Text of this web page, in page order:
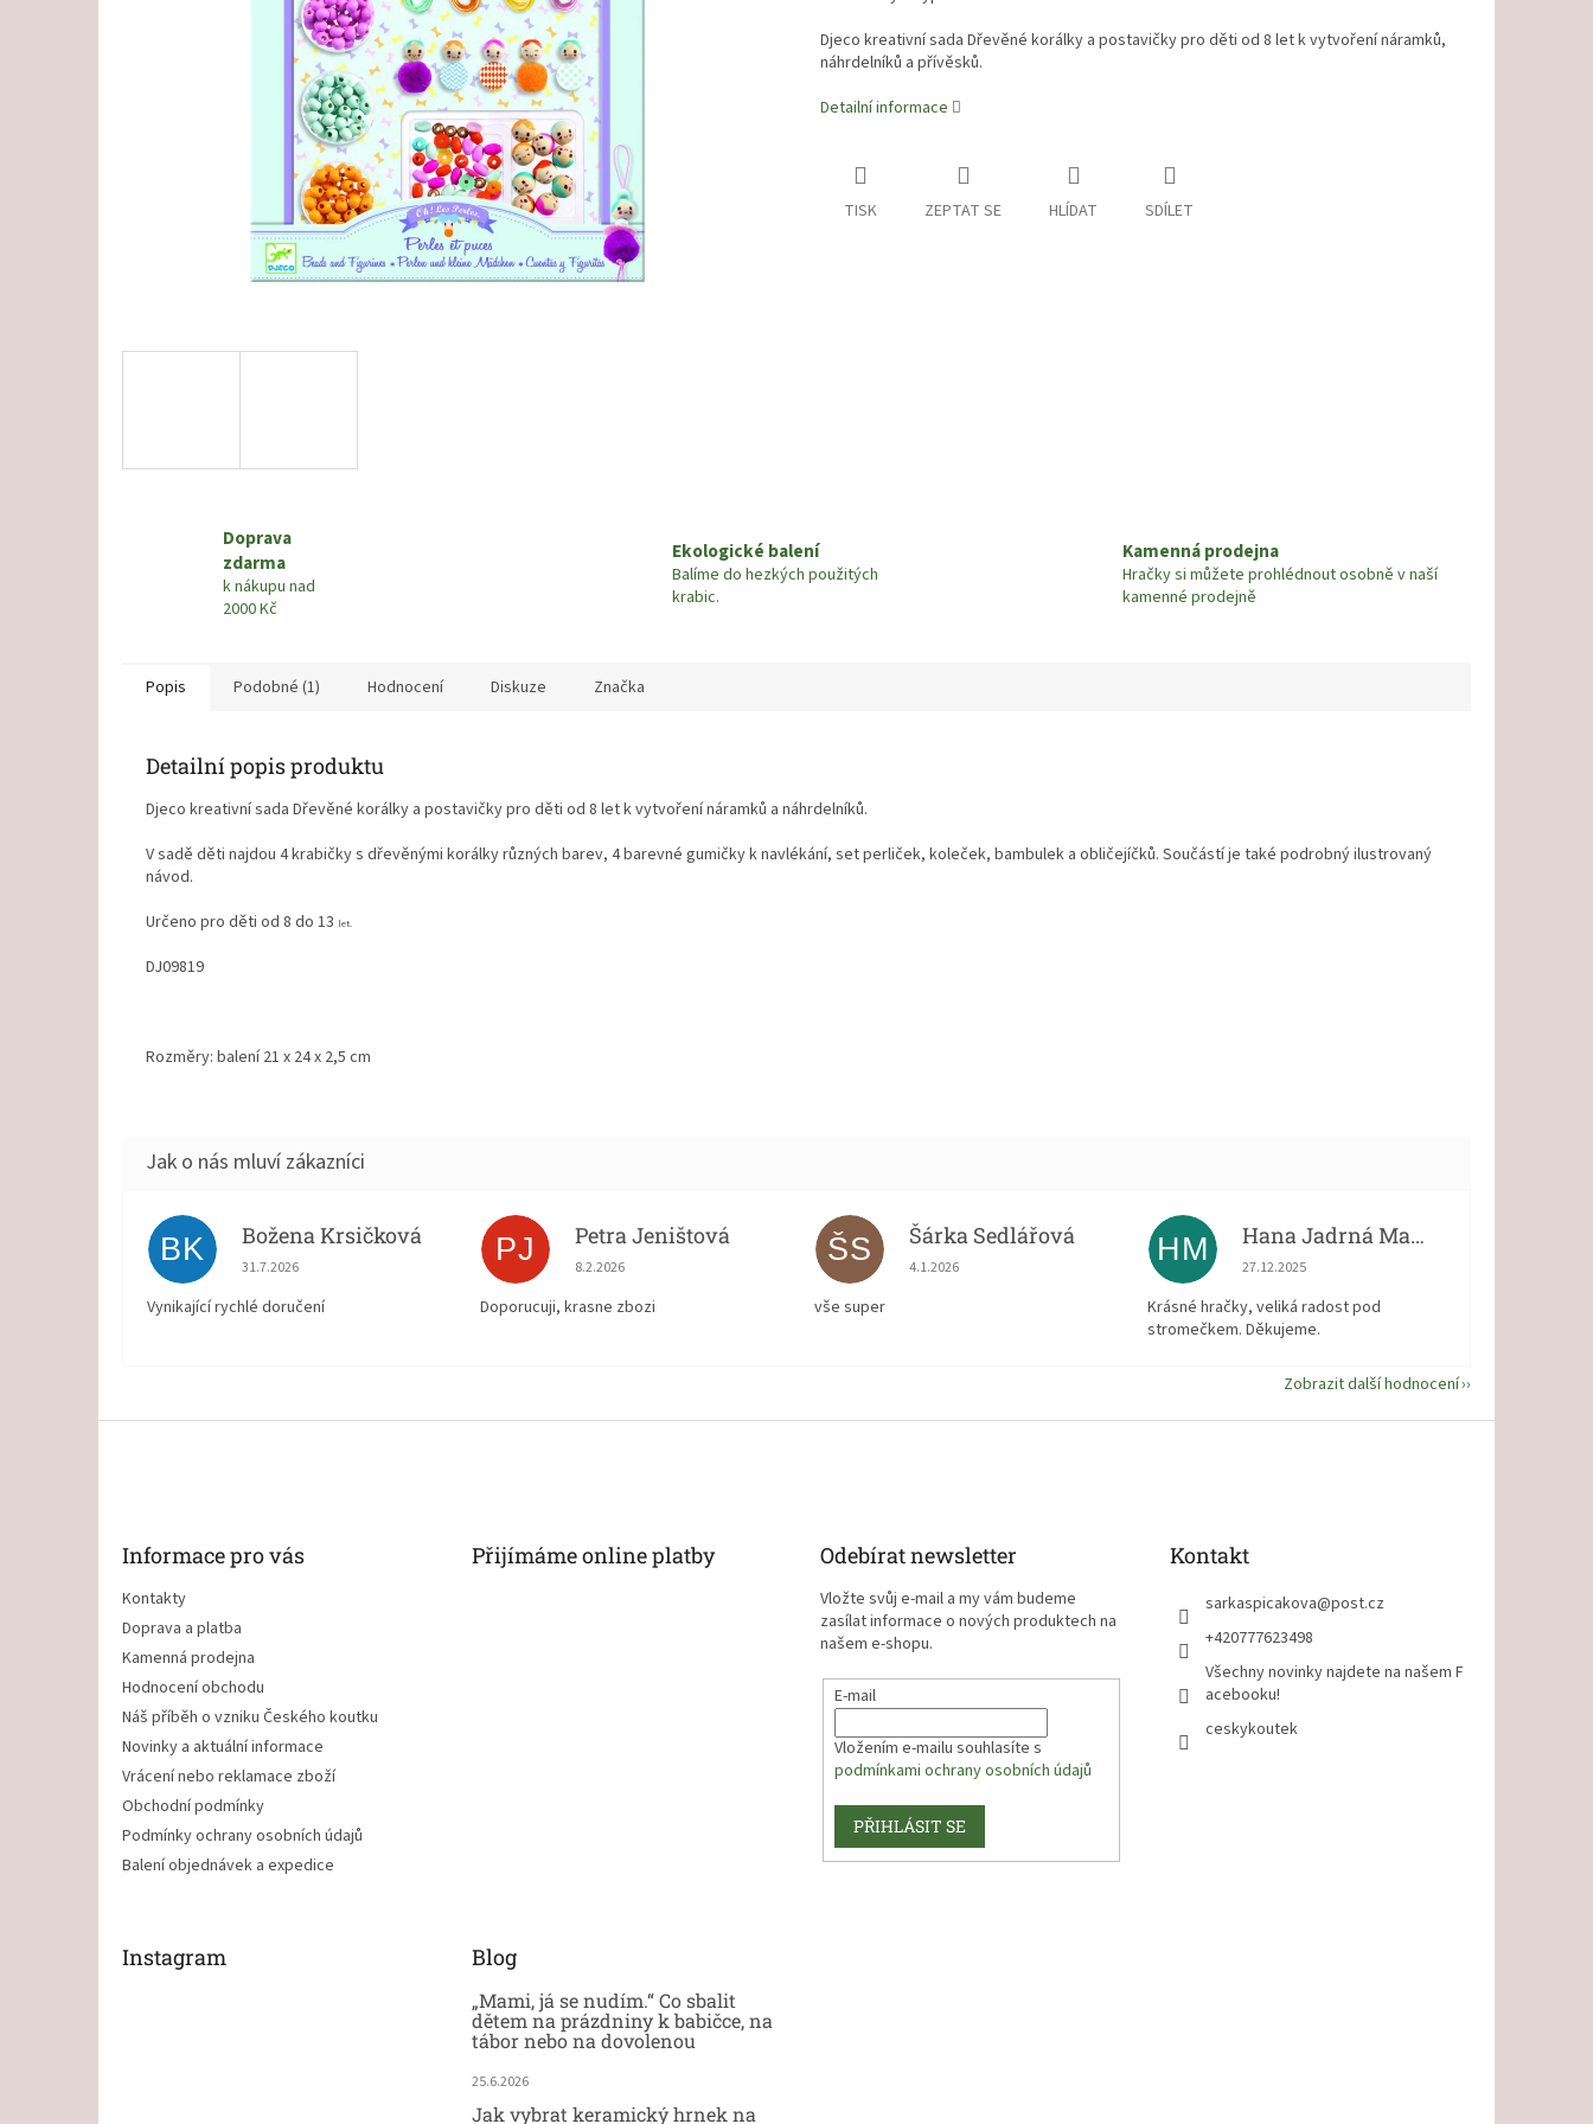
Djeco kreativní sada Dřevěné korálky a postavičky pro děti od 8 let k vytvoření náramků,
náhrdelníků a přívěsků.
Detailní informace
TISK ZEPTAT SE HLÍDAT SDÍLET
Doprava
zdarma
k nákupu nad
2000 Kč
Ekologické balení
Balíme do hezkých použitých
krabic.
Kamenná prodejna
Hračky si můžete prohlédnout osobně v naší
kamenné prodejně
Popis Podobné (1) Hodnocení Diskuze Značka
Detailní popis produktu
Djeco kreativní sada Dřevěné korálky a postavičky pro děti od 8 let k vytvoření náramků a náhrdelníků.
V sadě děti najdou 4 krabičky s dřevěnými korálky různých barev, 4 barevné gumičky k navlékání, set perliček, koleček, bambulek a obličejíčků. Součástí je také podrobný ilustrovaný
návod.
Určeno pro děti od 8 do 13 let.
DJ09819
Rozměry: balení 21 x 24 x 2,5 cm
BK Božena Krsičková
Hodnocení obchodu je 5 z 5 hvězdiček.
31.7.2026
Vynikající rychlé doručení
PJ Petra Jeništová
Hodnocení obchodu je 5 z 5 hvězdiček.
8.2.2026
Doporucuji, krasne zbozi
ŠS Šárka Sedlářová
Hodnocení obchodu je 5 z 5 hvězdiček.
4.1.2026
vše super
HM Hana Jadrná Matějková
Hodnocení obchodu je 5 z 5 hvězdiček.
27.12.2025
Krásné hračky, veliká radost pod
stromečkem. Děkujeme.
Zobrazit další hodnocení
Informace pro vás
Kontakty
Doprava a platba
Kamenná prodejna
Hodnocení obchodu
Náš příběh o vzniku Českého koutku
Novinky a aktuální informace
Vrácení nebo reklamace zboží
Obchodní podmínky
Podmínky ochrany osobních údajů
Balení objednávek a expedice
Přijímáme online platby Odebírat newsletter
Vložte svůj e-mail a my vám budeme
zasílat informace o nových produktech na
našem e-shopu.
E-mail
Vložením e-mailu souhlasíte s
podmínkami ochrany osobních údajů
PŘIHLÁSIT SE
Kontakt
sarkaspicakova@post.cz
+420777623498
Všechny novinky najdete na našem F
acebooku!
ceskykoutek
Instagram Blog
„Mami, já se nudím.“ Co sbalit
dětem na prázdniny k babičce, na
tábor nebo na dovolenou
25.6.2026
Jak vybrat keramický hrnek na